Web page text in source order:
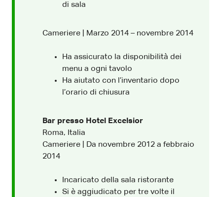
di sala
Cameriere | Marzo 2014 – novembre 2014
Ha assicurato la disponibilità dei
menu a ogni tavolo
Ha aiutato con l’inventario dopo
l’orario di chiusura
Bar presso Hotel Excelsior
Roma, Italia
Cameriere | Da novembre 2012 a febbraio
2014
Incaricato della sala ristorante
Si è aggiudicato per tre volte il